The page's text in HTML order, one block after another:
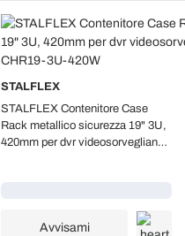
STALFLEX
STALFLEX Contenitore Case
Rack metallico sicurezza 19" 3U,
420mm per dvr videosorveglianza
Avvisami